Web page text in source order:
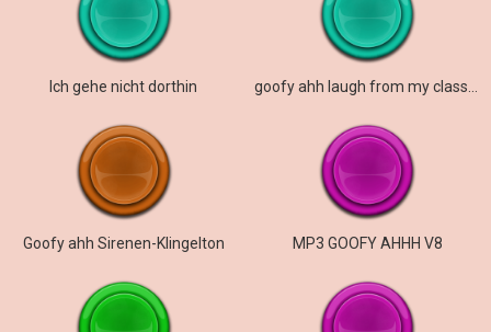
Ich gehe nicht dorthin
Goofy ahh Sirenen-Klingelton MP3 GOOFY AHHH V8